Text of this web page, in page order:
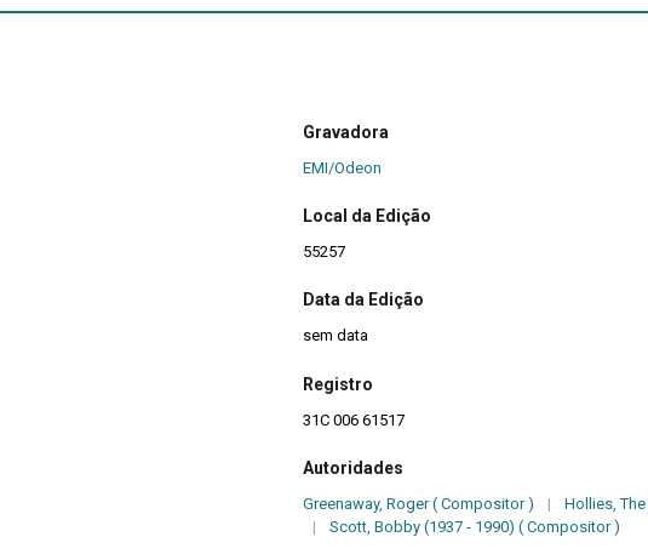
Gravadora
EMI/Odeon
Local da Edição
55257
Data da Edição
sem data
Registro
31C 006 61517
Autoridades
Greenaway, Roger ( Compositor ) |
Hollies,
|
Scott, Bobby (1937 - 1990) ( Compositor )